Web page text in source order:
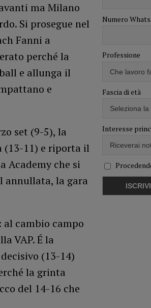
ma Milano
Si prosegue nel
Fanni a
perché la
e allunga il
e
set (9-5), la
(13-11) e riporta il
Academy che si
annullata, la gara
al cambio campo
VAP. É la
(13-14)
la grinta
del 14-16 che
Numero
Professione
Fascia di età
Interesse